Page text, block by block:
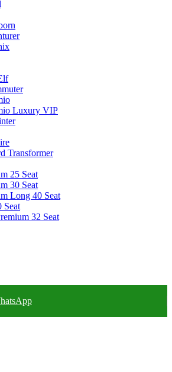
Luxury VIP
Transformer
25 Seat
30 Seat
Long 40 Seat
Seat
32 Seat